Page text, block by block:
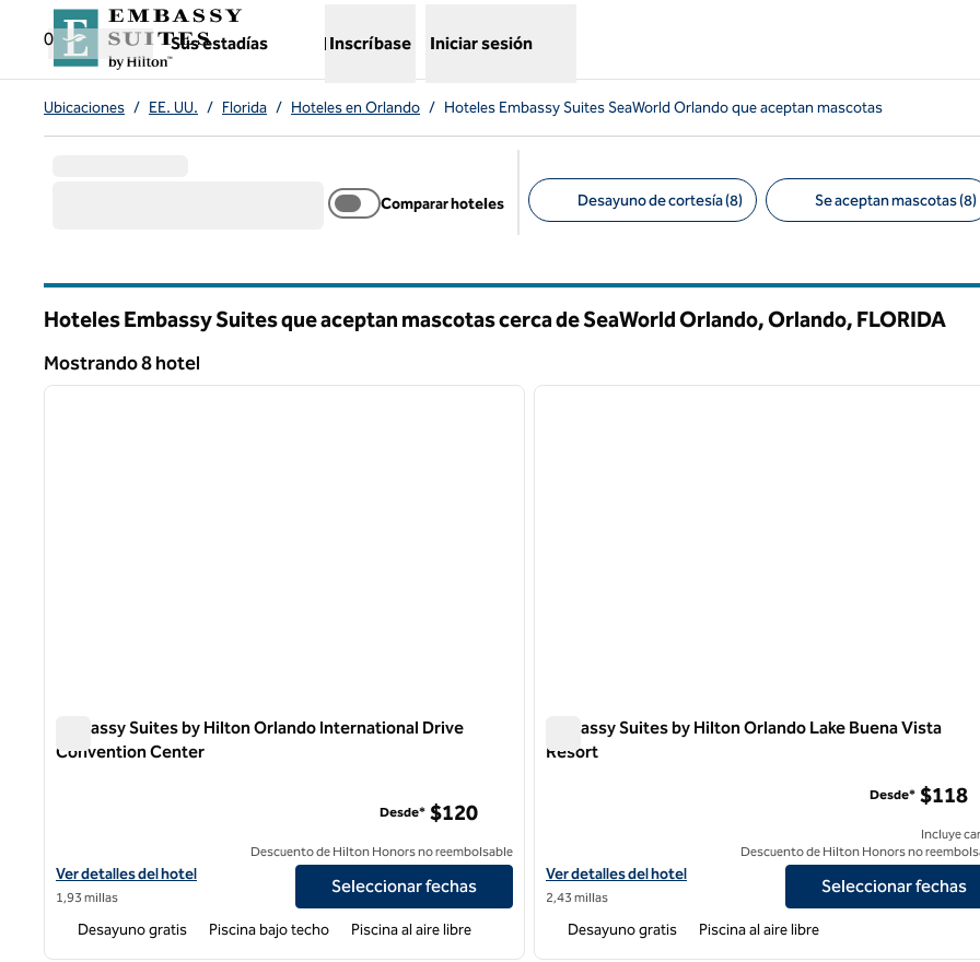
Saltar a contenido
0
Sus estadías
,abre una nueva pestaña
Inscríbase Iniciar sesión
Ubicaciones / EE. UU. / Florida / Hoteles en Orlando / Hoteles Embassy Suites SeaWorld Orlando que aceptan mascotas
Comparar hoteles Desayuno de cortesía (8) Se aceptan mascotas (8)
Hoteles Embassy Suites que aceptan mascotas cerca de SeaWorld Orlando, Orlando, FLORIDA
Mostrando 8 hotel
Mostrando 8 hotel
1 de 12
siguiente imagen
Embassy Suites by Hilton Orlando International Drive
Convention Center
Ver detalles del hotel Embassy Suites by Hilton Orlando International Drive Convention Center
Ver detalles del hotel
1,93 millas
Desde* $120
Descuento de Hilton Honors no reembolsable
Seleccionar fechas
Desayuno gratis Piscina bajo techo Piscina al aire libre
1 de 12
Embassy Suites by Hilton Orlando Lake Buena Vista
Resort
Ver detalles del hotel Embassy Suites by Hilton Orlando Lake
Ver detalles del hotel
2,43 millas
Desde* $118
Incluye
Descuento de Hilton Honors no
Seleccionar fechas
Desayuno gratis Piscina al aire libre